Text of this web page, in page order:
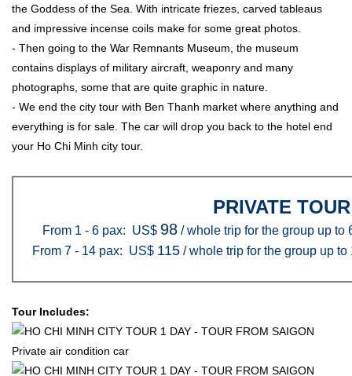
the Goddess of the Sea. With intricate friezes, carved tableaus
and impressive incense coils make for some great photos.
- Then going to the War Remnants Museum, the museum
contains displays of military aircraft, weaponry and many
photographs, some that are quite graphic in nature.
- We end the city tour with Ben Thanh market where anything and
everything is for sale. The car will drop you back to the hotel end
your Ho Chi Minh city tour.
PRIVATE
From 1 - 6 pax: US$ 98/ whole trip for the group up to
From 7 - 14 pax: US$ 115 / whole trip for the group up
Tour Includes:
Private air condition car